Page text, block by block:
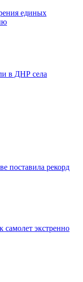
единых
в ДНР села
поставила рекорд
экстренно